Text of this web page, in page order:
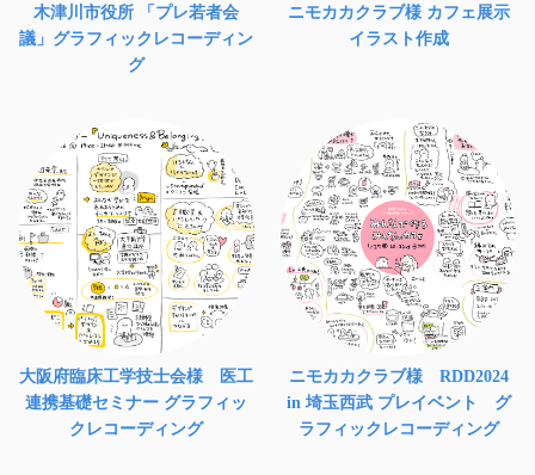
木津川市役所 「プレ若者会
議」グラフィックレコーディン
グ
ニモカカクラブ様 カフェ展示
イラスト作成
大阪府臨床工学技士会様 医工
連携基礎セミナー グラフィッ
クレコーディング
ニモカカクラブ様 RDD2024
in 埼玉西武 プレイベント グ
ラフィックレコーディング